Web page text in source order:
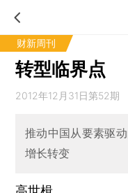
财新周刊
转型临界点
2012年12月31日第52期
推动中国从要素驱
增长转变